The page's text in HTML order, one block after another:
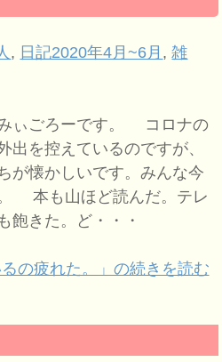
, 日記2020年4月~6月 ,雑
ぃごろーです。 コロナの
出を控えているのですが、
が懐かしいです。みんな今
本も山ほど読んだ。テレ
飽きた。ど・・・
るの疲れた。」の続きを読む